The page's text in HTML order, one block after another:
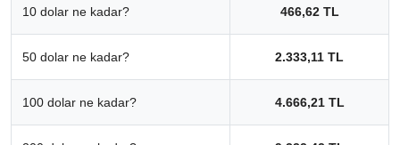
10 dolar ne kadar? 466,62 TL
50 dolar ne kadar? 2.333,11 TL
100 dolar ne kadar? 4.666,21 TL